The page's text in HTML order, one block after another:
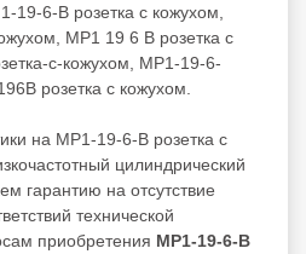
19-6-В розетка с кожухом,
МР1 19 6 В розетка с
с-кожухом, МР1-19-6-
розетка с кожухом.
на МР1-19-6-В розетка с
цилиндрический
гарантию на отсутствие
технической
приобретения МР1-19-6-В